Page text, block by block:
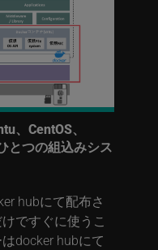
、CentOS、
とつの組込みシス
hubにて配布さ
ですぐに使うこ
docker hubにて